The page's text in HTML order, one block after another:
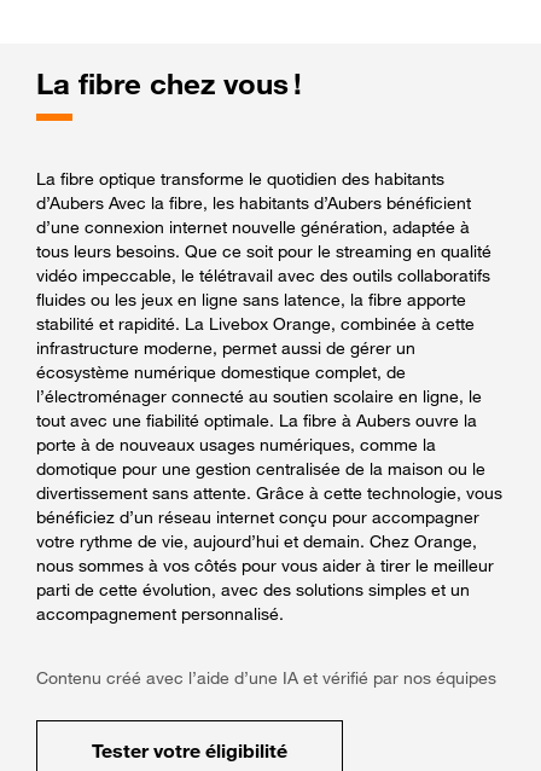
La fibre chez vous !
La fibre optique transforme le quotidien des habitants
d’Aubers Avec la fibre, les habitants d’Aubers bénéficient
d’une connexion internet nouvelle génération, adaptée à
tous leurs besoins. Que ce soit pour le streaming en qualité
vidéo impeccable, le télétravail avec des outils collaboratifs
fluides ou les jeux en ligne sans latence, la fibre apporte
stabilité et rapidité. La Livebox Orange, combinée à cette
infrastructure moderne, permet aussi de gérer un
écosystème numérique domestique complet, de
l’électroménager connecté au soutien scolaire en ligne, le
tout avec une fiabilité optimale. La fibre à Aubers ouvre la
porte à de nouveaux usages numériques, comme la
domotique pour une gestion centralisée de la maison ou le
divertissement sans attente. Grâce à cette technologie, vous
bénéficiez d’un réseau internet conçu pour accompagner
votre rythme de vie, aujourd’hui et demain. Chez Orange,
nous sommes à vos côtés pour vous aider à tirer le meilleur
parti de cette évolution, avec des solutions simples et un
accompagnement personnalisé.
Contenu créé avec l’aide d’une IA et vérifié par nos équipes
Tester votre éligibilité